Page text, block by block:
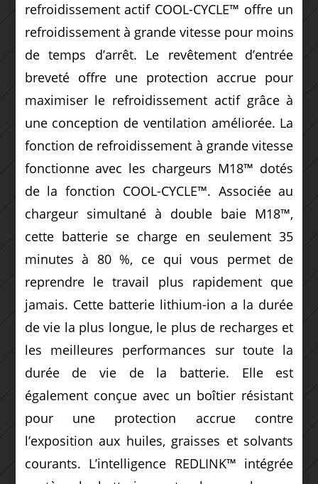
refroidissement actif COOL-CYCLE™ offre un
refroidissement à grande vitesse pour moins
de temps d’arrêt. Le revêtement d’entrée
breveté offre une protection accrue pour
maximiser le refroidissement actif grâce à
une conception de ventilation améliorée. La
fonction de refroidissement à grande vitesse
fonctionne avec les chargeurs M18™ dotés
de la fonction COOL-CYCLE™. Associée au
chargeur simultané à double baie M18™,
cette batterie se charge en seulement 35
minutes à 80 %, ce qui vous permet de
reprendre le travail plus rapidement que
jamais. Cette batterie lithium-ion a la durée
de vie la plus longue, le plus de recharges et
les meilleures performances sur toute la
durée de vie de la batterie. Elle est
également conçue avec un boîtier résistant
pour une protection accrue contre
l’exposition aux huiles, graisses et solvants
courants. L’intelligence REDLINK™ intégrée